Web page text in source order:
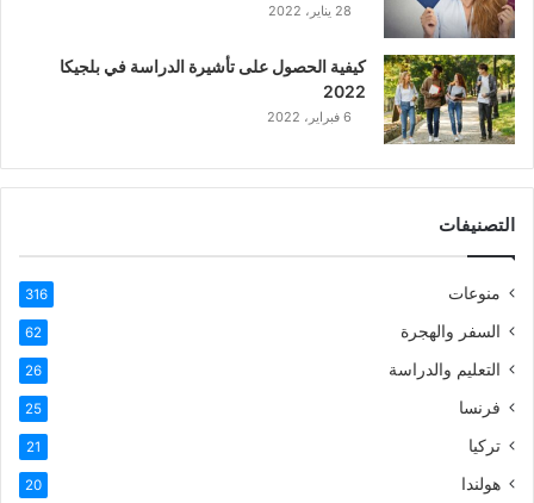
ي
ة
28 يناير، 2022
كيفية الحصول على تأشيرة الدراسة في بلجيكا
2022
6 فبراير، 2022
التصنيفات
منوعات 316
السفر والهجرة 62
التعليم والدراسة 26
فرنسا 25
تركيا 21
هولندا 20